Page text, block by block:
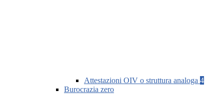
Attestazioni OIV o struttura analoga 4
Burocrazia zero